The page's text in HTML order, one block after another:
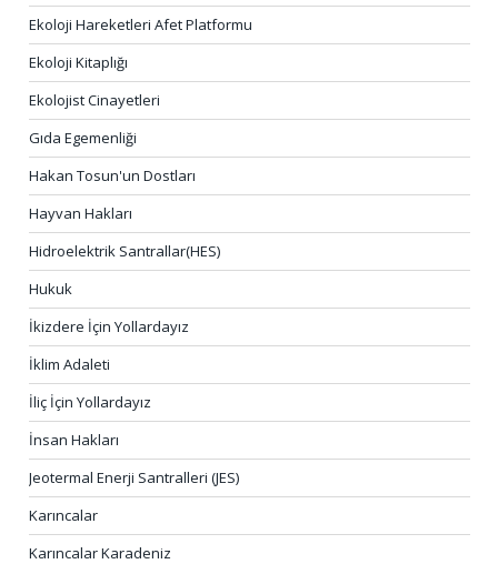
Ekoloji Hareketleri Afet Platformu
Ekoloji Kitaplığı
Ekolojist Cinayetleri
Gıda Egemenliği
Hakan Tosun'un Dostları
Hayvan Hakları
Hidroelektrik Santrallar(HES)
Hukuk
İkizdere İçin Yollardayız
İklim Adaleti
İliç İçin Yollardayız
İnsan Hakları
Jeotermal Enerji Santralleri (JES)
Karıncalar
Karıncalar Karadeniz